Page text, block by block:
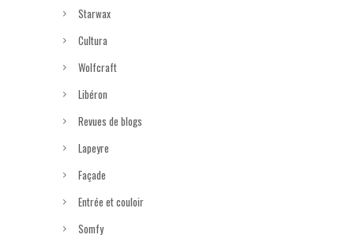
Starwax
Cultura
Wolfcraft
Libéron
Revues de blogs
Lapeyre
Façade
Entrée et couloir
Somfy